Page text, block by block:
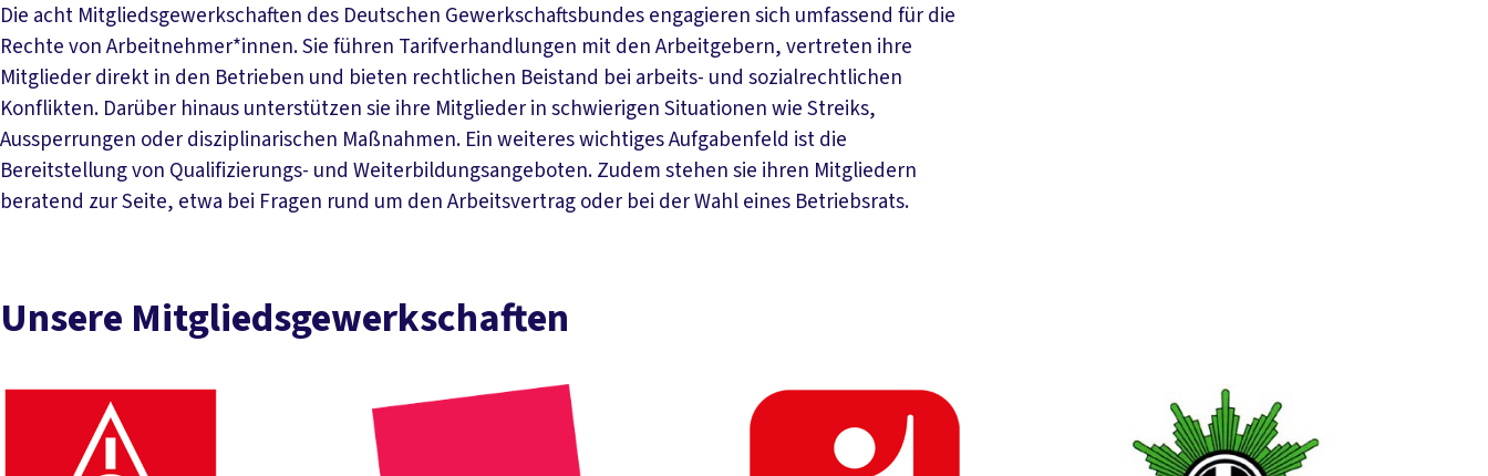
Die acht Mitgliedsgewerkschaften des Deutschen Gewerkschaftsbundes engagieren sich umfassend für die
Rechte von Arbeitnehmer*innen. Sie führen Tarifverhandlungen mit den Arbeitgebern, vertreten ihre
Mitglieder direkt in den Betrieben und bieten rechtlichen Beistand bei arbeits- und sozialrechtlichen
Konflikten. Darüber hinaus unterstützen sie ihre Mitglieder in schwierigen Situationen wie Streiks,
Aussperrungen oder disziplinarischen Maßnahmen. Ein weiteres wichtiges Aufgabenfeld ist die
Bereitstellung von Qualifizierungs- und Weiterbildungsangeboten. Zudem stehen sie ihren Mitgliedern
beratend zur Seite, etwa bei Fragen rund um den Arbeitsvertrag oder bei der Wahl eines Betriebsrats.
Unsere Mitgliedsgewerkschaften